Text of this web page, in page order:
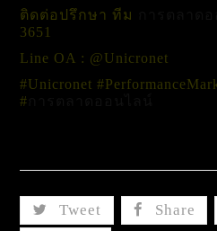
ติดต่อปรึกษา ทีม
3651
Line OA : @Unicronet
#Unicronet
#
Tweet Share